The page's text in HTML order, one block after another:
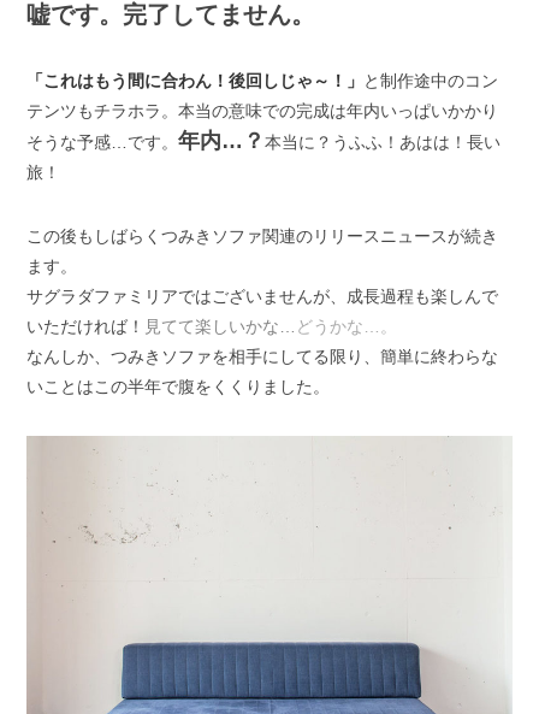
嘘です。完了してません。
「これはもう間に合わん！後回しじゃ～！」 と制作途中のコン
テンツもチラホラ。本当の意味での完成は年内いっぱいかかり
そうな予感…です。年内…？本当に？うふふ！あはは！長い
旅！
この後もしばらくつみきソファ関連のリリースニュースが続き
ます。
サグラダファミリアではございませんが、成長過程も楽しんで
いただければ！ 見てて楽しいかな… どうかな…。
なんしか、つみきソファを相手にしてる限り、簡単に終わらな
いことはこの半年で腹をくくりました。